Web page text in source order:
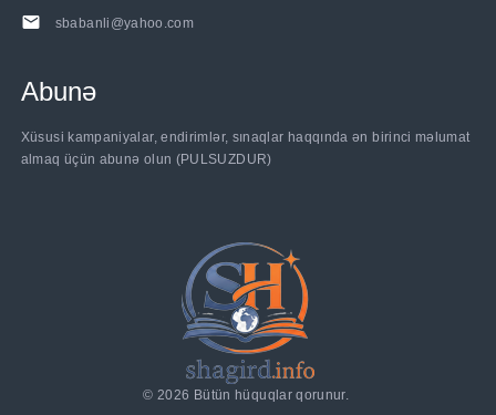
sbabanli@yahoo.com
Abunə
Xüsusi kampaniyalar, endirimlər, sınaqlar haqqında ən birinci məlumat
almaq üçün abunə olun (PULSUZDUR)
©2026 Bütün hüquqlar qorunur.